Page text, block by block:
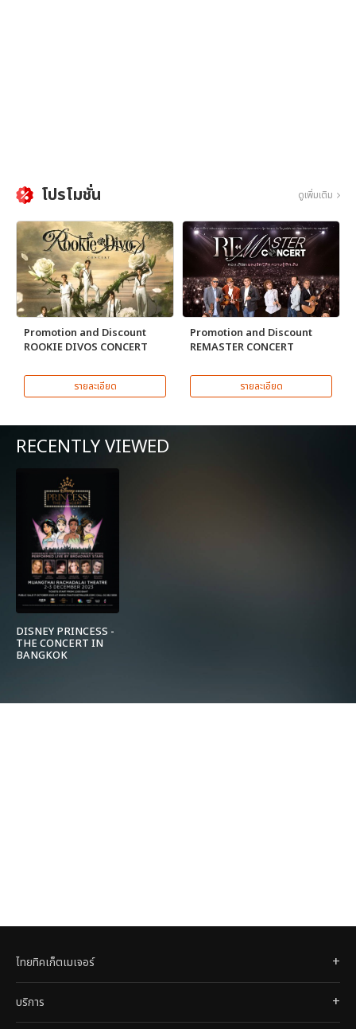
โปรโมชั่น ดูเพิ่มเติม
Promotion and Discount
ROOKIE DIVOS CONCERT
รายละเอียด
Promotion and Discount
REMASTER CONCERT
รายละเอียด
RECENTLY VIEWED
DISNEY PRINCESS -
THE CONCERT IN
BANGKOK
ไทยทิคเก็ตเมเจอร์
บริการ